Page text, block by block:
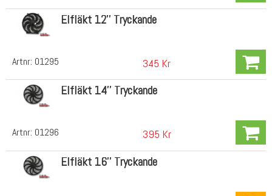
Artnr: 01295
Elfläkt 12'' Tryckande
345 Kr
Artnr: 01296
Elfläkt 14'' Tryckande
395 Kr
Elfläkt 16'' Tryckande